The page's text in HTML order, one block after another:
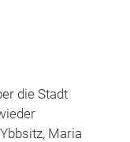
die Stadt
Maria